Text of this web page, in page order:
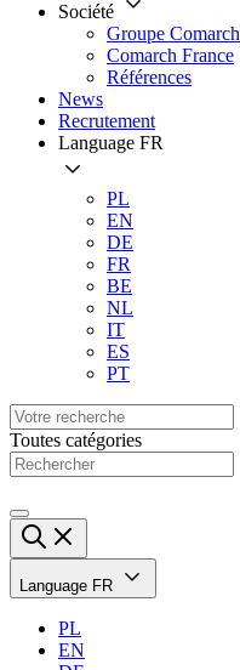
Société
Groupe Comarch
Comarch France
Références
News
Recrutement
Language FR
PL
EN
DE
FR
BE
NL
IT
ES
PT
Toutes catégories
Language FR
PL
EN